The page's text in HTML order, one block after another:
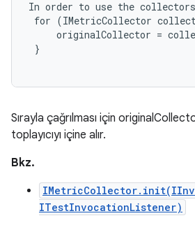
In order to use the
for (IMetricCollector
originalCollector =
}
Sırayla çağrılması için
toplayıcıyı içine alır.
Bkz.
ITestInvocationListener)